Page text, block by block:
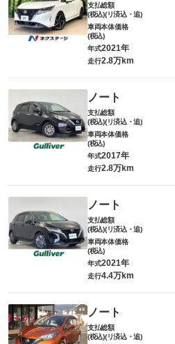
支払総額
(税込)(リ済込・追)
車両本体価格
(税込)
年式2021年
走行2.8万km
ノート
支払総額
(税込)(リ済込・追)
車両本体価格
(税込)
年式2017年
走行2.8万km
ノート
支払総額
(税込)(リ済込・追)
車両本体価格
(税込)
年式2021年
走行4.4万km
ノート
支払総額
(税込)(リ済込・追)